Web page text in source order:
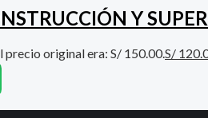
Y
precio original era: S/ 150.00.S/